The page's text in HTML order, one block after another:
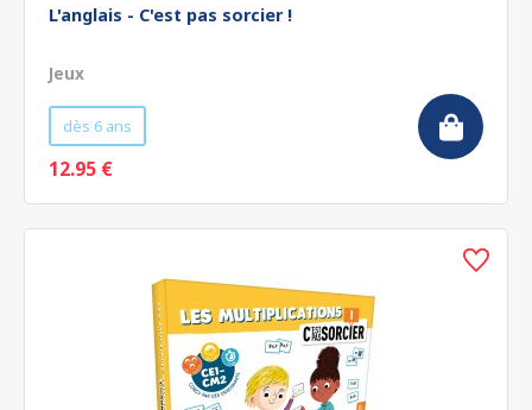
L'anglais - C'est pas sorcier !
Jeux
dès 6 ans
12.95 €